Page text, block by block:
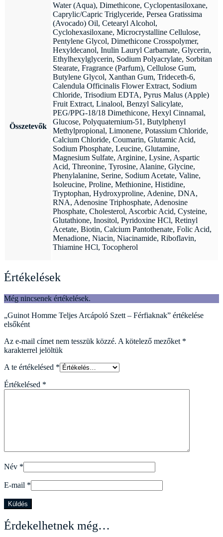
Összetevők
Water (Aqua), Dimethicone, Cyclopentasiloxane,
Caprylic/Capric Triglyceride, Persea Gratissima
(Avocado) Oil, Cetearyl Alcohol,
Cyclohexasiloxane, Microcrystalline Cellulose,
Pentylene Glycol, Dimethicone Crosspolymer,
Hexyldecanol, Inulin Lauryl Carbamate, Glycerin,
Ethylhexylglycerin, Sodium Polyacrylate, Sorbitan
Stearate, Fragrance (Parfum), Cellulose Gum,
Butylene Glycol, Xanthan Gum, Trideceth-6,
Calendula Officinalis Flower Extract, Sodium
Chloride, Trisodium EDTA, Pyrus Malus (Apple)
Fruit Extract, Linalool, Benzyl Salicylate,
PEG/PPG-18/18 Dimethicone, Hexyl Cinnamal,
Glucose, Polyquaternium-51, Butylphenyl
Methylpropional, Limonene, Potassium Chloride,
Calcium Chloride, Coumarin, Glutamic Acid,
Sodium Phosphate, Leucine, Glutamine,
Magnesium Sulfate, Arginine, Lysine, Aspartic
Acid, Threonine, Tyrosine, Alanine, Glycine,
Phenylalanine, Serine, Sodium Acetate, Valine,
Isoleucine, Proline, Methionine, Histidine,
Tryptophan, Hydroxyproline, Adenine, DNA,
RNA, Adenosine Triphosphate, Adenosine
Phosphate, Cholesterol, Ascorbic Acid, Cysteine,
Glutathione, Inositol, Pyridoxine HCl, Retinyl
Acetate, Biotin, Calcium Pantothenate, Folic Acid,
Menadione, Niacin, Niacinamide, Riboflavin,
Thiamine HCl, Tocopherol
Értékelések
Még nincsenek értékelések.
„Guinot Homme Teljes Arcápoló Szett – Férfiaknak” értékelése
elsőként
Az e-mail címet nem tesszük közzé. A kötelező mezőket *
karakterrel jelöltük
A te értékelésed *
Értékelésed *
Név *
E-mail *
Érdekelhetnek még…